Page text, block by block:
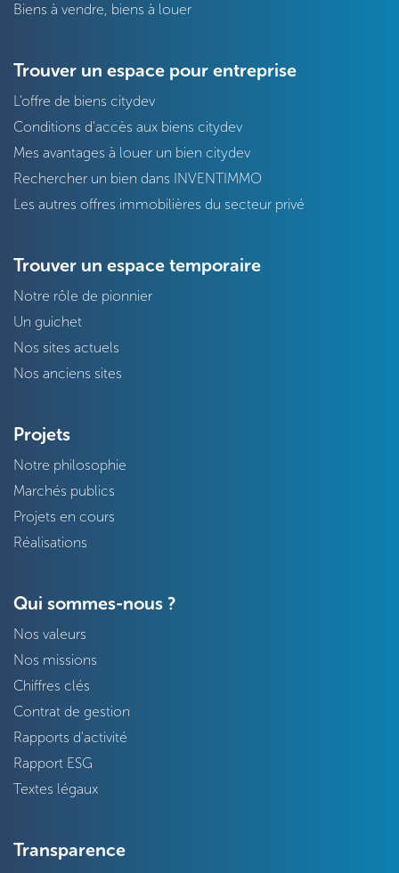
Biens à vendre, biens à louer
Trouver un espace pour entreprise
L'offre de biens citydev
Conditions d'accès aux biens citydev
Mes avantages à louer un bien citydev
Rechercher un bien dans INVENTIMMO
Les autres offres immobilières du secteur privé
Trouver un espace temporaire
Notre rôle de pionnier
Un guichet
Nos sites actuels
Nos anciens sites
Projets
Notre philosophie
Marchés publics
Projets en cours
Réalisations
Qui sommes-nous ?
Nos valeurs
Nos missions
Chiffres clés
Contrat de gestion
Rapports d'activité
Rapport ESG
Textes légaux
Transparence